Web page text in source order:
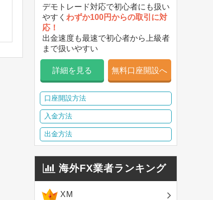
デモトレード対応で初心者にも扱い
やすく わずか100円からの取引に対
応！
出金速度も最速で初心者から上級者
まで扱いやすい
詳細を見る 無料口座開設へ
口座開設方法
入金方法
出金方法
海外FX業者ランキング
XM